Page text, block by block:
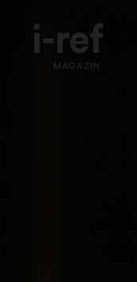
i-ref
MAGAZIN